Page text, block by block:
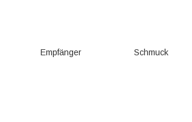
Empfänger Schmuck